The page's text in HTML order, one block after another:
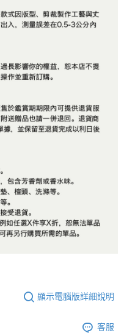
顯示電腦版詳細說明
客服